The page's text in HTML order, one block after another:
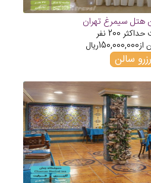
هتل سیمرغ تهران
حداکثر 200 نفر
از150,000,000ریال
رزرو سالن